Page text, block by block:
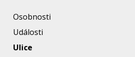
Osobnosti
Události
Ulice